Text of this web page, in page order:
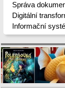
Správa
Digitální
Informační